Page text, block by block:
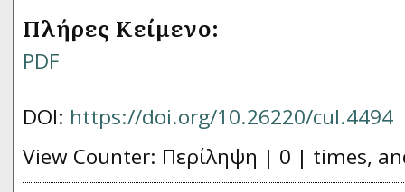
Πλήρες Κείμενο:
PDF
DOI: https://doi.org/10.26220/cul.4494
View Counter: Περίληψη | 0 | times,